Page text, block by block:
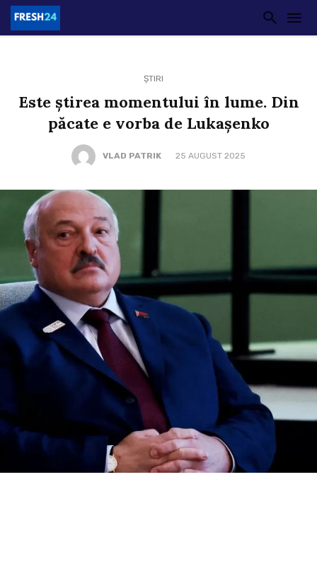
ȘTIRI
Este știrea momentului în lume. Din
păcate e vorba de Lukaşenko
VLAD PATRIK 25 AUGUST 2025